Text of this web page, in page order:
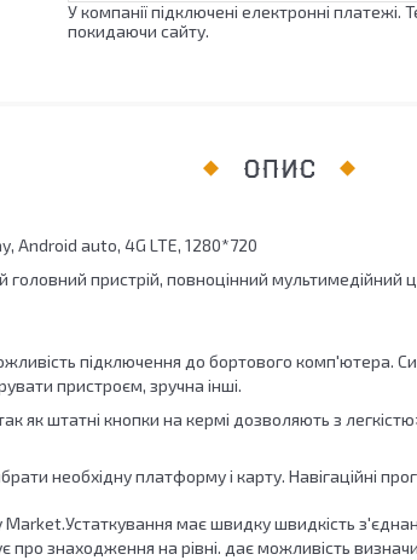
У компанії підключені електронні
покидаючи сайту.
ОПИС
Android auto, 4G LTE, 1280*720
головний пристрій, повноцінний мультимедійний
підключення до бортового комп'ютера.
пристроєм, зручна інші.
як штатні кнопки на кермі дозволяють з
необхідну платформу і карту. Навігаційні
Market.Устаткування має швидку швидкість
про знаходження на рівні. дає можливість